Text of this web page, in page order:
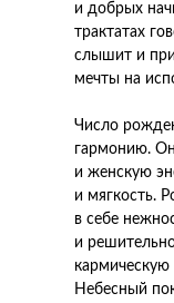
и добрых
трактатах
слышит и
мечты на
Число
гармонию.
и женскую
и мягкость.
в себе
и
Небесный